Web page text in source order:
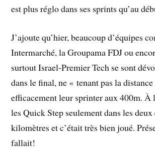
est plus réglo dans ses sprints qu’au
J’ajoute qu’hier, beaucoup d’équipes
Intermarché, la Groupama FDJ ou
surtout Israel-Premier Tech se sont
dans le final, ne « tenant pas la
efficacement leur sprinter aux 400m. À
les Quick Step seulement dans les
kilomètres et c’était très bien joué.
fallait!